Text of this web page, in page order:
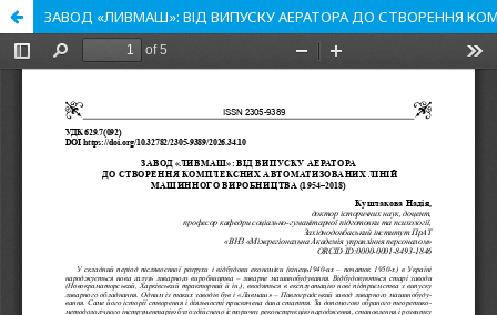
ЗАВОД «ЛИВМАШ»: ВІД ВИПУСКУ АЕРАТОРА ДО СТВОРЕННЯ